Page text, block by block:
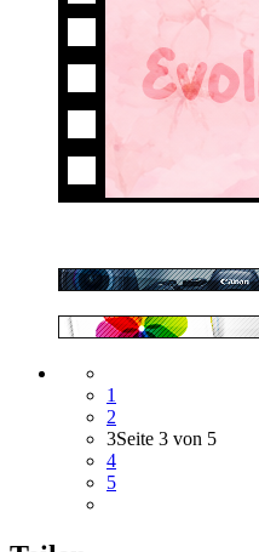
1
2
3Seite 3 von 5
4
5